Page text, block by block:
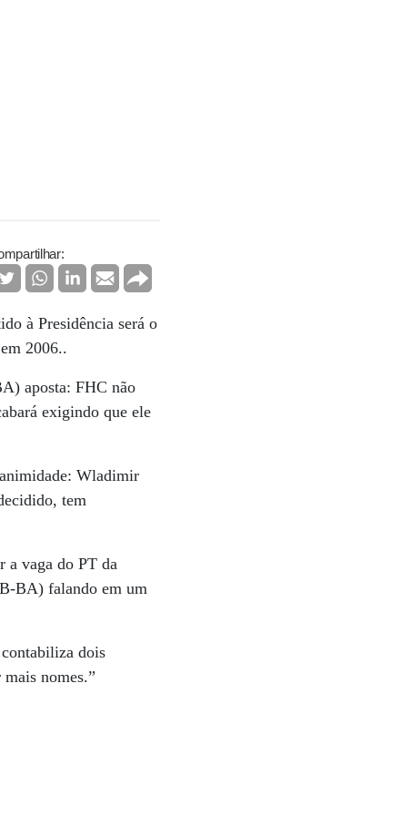
à Presidência será o
2006..
aposta: FHC não
exigindo que ele
Wladimir
tem
a vaga do PT da
BA) falando em um
dois
nomes.”